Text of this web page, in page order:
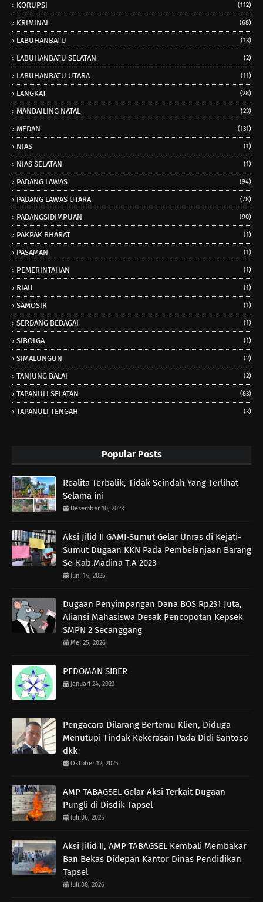
KORUPSI (112)
KRIMINAL (68)
LABUHANBATU (13)
LABUHANBATU SELATAN (2)
LABUHANBATU UTARA (11)
LANGKAT (28)
MANDAILING NATAL (23)
MEDAN (131)
NIAS (1)
NIAS SELATAN (1)
PADANG LAWAS (94)
PADANG LAWAS UTARA (78)
PADANGSIDIMPUAN (90)
PAKPAK BHARAT (1)
PASAMAN (1)
PEMERINTAHAN (1)
RIAU (1)
SAMOSIR (1)
SERDANG BEDAGAI (1)
SIBOLGA (1)
SIMALUNGUN (2)
TANJUNG BALAI (2)
TAPANULI SELATAN (83)
TAPANULI TENGAH (3)
Popular Posts
Realita Terbalik, Tidak Seindah Yang Terlihat
Selama ini
Desember 10, 2023
Aksi Jilid II GAMI-Sumut Gelar Unras di Kejati-
Sumut Dugaan KKN Pada Pembelanjaan Barang
Se-Kab.Madina T.A 2023
Juni 14, 2025
Dugaan Penyimpangan Dana BOS Rp231 Juta,
Aliansi Mahasiswa Desak Pencopotan Kepsek
SMPN 2 Secanggang
Mei 25, 2026
PEDOMAN SIBER
Januari 24, 2023
Pengacara Dilarang Bertemu Klien, Diduga
Menutupi Tindak Kekerasan Pada Didi Santoso
dkk
Oktober 12, 2025
AMP TABAGSEL Gelar Aksi Terkait Dugaan
Pungli di Disdik Tapsel
Juli 06, 2026
Aksi Jilid II, AMP TABAGSEL Kembali Membakar
Ban Bekas Didepan Kantor Dinas Pendidikan
Tapsel
Juli 08, 2026